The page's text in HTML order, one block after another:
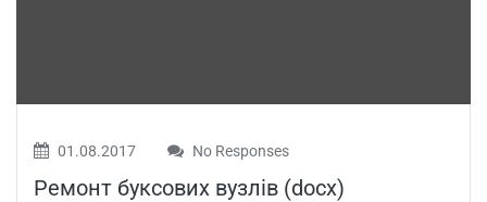
01.08.2017 No Responses
Ремонт буксових вузлів (docx)